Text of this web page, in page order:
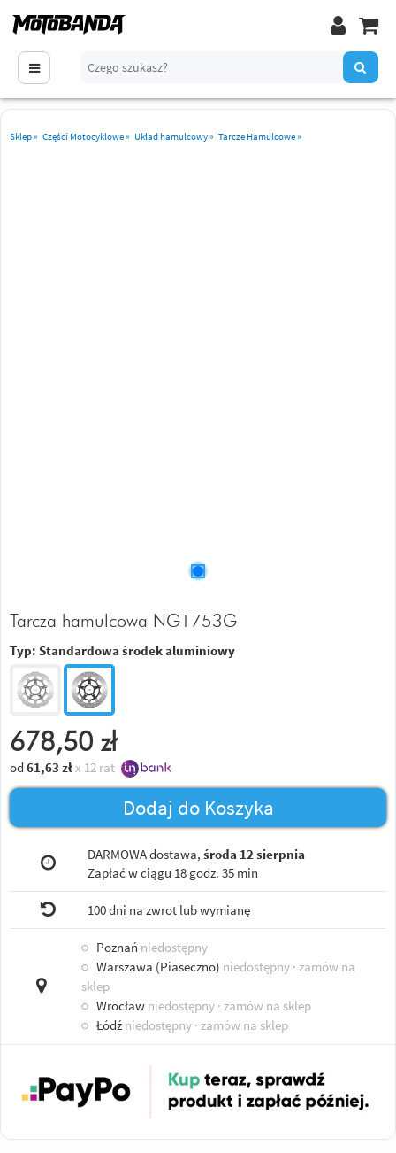
Sklep» Części Motocyklowe» Układ hamulcowy» Tarcze Hamulcowe»
Tarcza hamulcowa NG1753G
Typ: Standardowa środek aluminiowy
678,50 zł
od 61,63 zł x 12 rat
Dodaj do Koszyka
DARMOWA dostawa, środa 12 sierpnia
Zapłać w ciągu 18 godz. 35 min
100 dni na zwrot lub wymianę
○ Poznań niedostępny
○ Warszawa (Piaseczno) niedostępny · zamów na
sklep
○ Wrocław niedostępny · zamów na sklep
○ Łódź niedostępny · zamów na sklep